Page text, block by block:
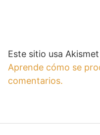
Este sitio usa
Aprende cómo se
comentarios.